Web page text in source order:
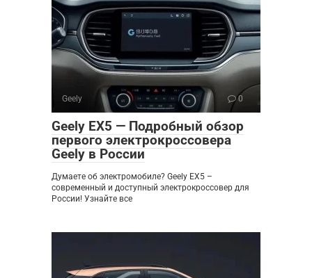
Geely 0
Geely EX5 — Подробный обзор
первого электрокроссовера
Geely в России
Думаете об электромобиле? Geely EX5 –
современный и доступный электрокроссовер для
России! Узнайте все